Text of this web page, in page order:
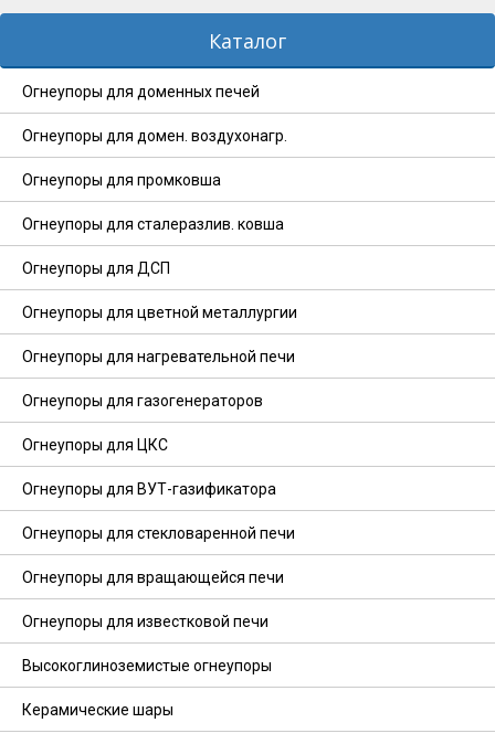
Каталог
Огнеупоры для доменных печей
Огнеупоры для домен. воздухонагр.
Огнеупоры для промковша
Огнеупоры для сталеразлив. ковша
Огнеупоры для ДСП
Огнеупоры для цветной металлургии
Огнеупоры для нагревательной печи
Огнеупоры для газогенераторов
Огнеупоры для ЦКС
Огнеупоры для ВУТ-газификатора
Огнеупоры для стекловаренной печи
Огнеупоры для вращающейся печи
Огнеупоры для известковой печи
Высокоглиноземистые огнеупоры
Керамические шары